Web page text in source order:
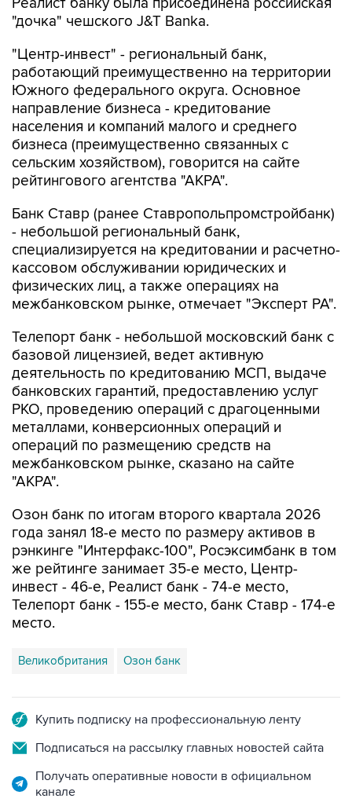
"дочка" чешского J&T Banka.
"Центр-инвест" - региональный банк,
работающий преимущественно на территории
Южного федерального округа. Основное
направление бизнеса - кредитование
населения и компаний малого и среднего
бизнеса (преимущественно связанных с
сельским хозяйством), говорится на сайте
рейтингового агентства "АКРА".
Банк Ставр (ранее Ставропольпромстройбанк)
- небольшой региональный банк,
специализируется на кредитовании и расчетно-
кассовом обслуживании юридических и
физических лиц, а также операциях на
межбанковском рынке, отмечает "Эксперт РА".
Телепорт банк - небольшой московский банк с
базовой лицензией, ведет активную
деятельность по кредитованию МСП, выдаче
банковских гарантий, предоставлению услуг
РКО, проведению операций с драгоценными
металлами, конверсионных операций и
операций по размещению средств на
межбанковском рынке, сказано на сайте
"АКРА".
Озон банк по итогам второго квартала 2026
года занял 18-е место по размеру активов в
рэнкинге "Интерфакс-100", Росэксимбанк в том
же рейтинге занимает 35-е место, Центр-
инвест - 46-е, Реалист банк - 74-е место,
Телепорт банк - 155-е место, банк Ставр - 174-е
место.
Великобритания Озон банк
Купить подписку на профессиональную ленту
Подписаться на рассылку главных новостей сайта
Получать оперативные новости в официальном
канале